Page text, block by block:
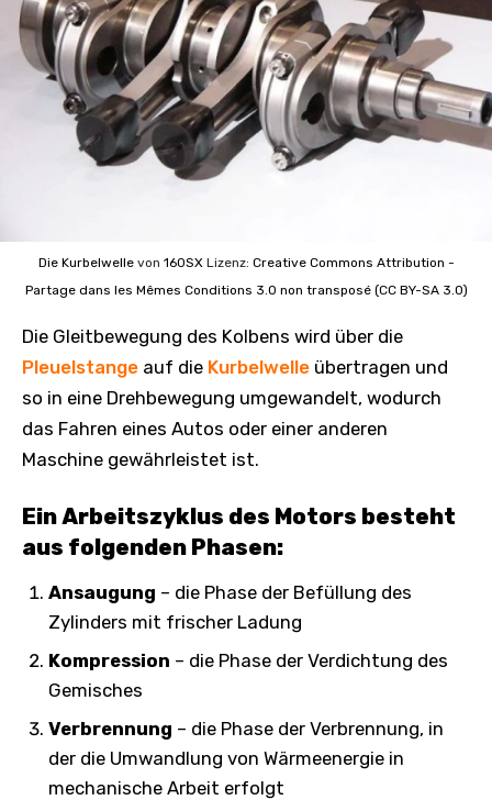
Die Kurbelwelle von 160SX Lizenz: Creative Commons Attribution -
Partage dans les Mêmes Conditions 3.0 non transposé (CC BY-SA 3.0)
Die Gleitbewegung des Kolbens wird über die
Pleuelstange auf die Kurbelwelle übertragen und
so in eine Drehbewegung umgewandelt, wodurch
das Fahren eines Autos oder einer anderen
Maschine gewährleistet ist.
Ein Arbeitszyklus des Motors besteht
aus folgenden Phasen:
Ansaugung – die Phase der Befüllung des
Zylinders mit frischer Ladung
Kompression – die Phase der Verdichtung des
Gemisches
Verbrennung – die Phase der Verbrennung, in
der die Umwandlung von Wärmeenergie in
mechanische Arbeit erfolgt